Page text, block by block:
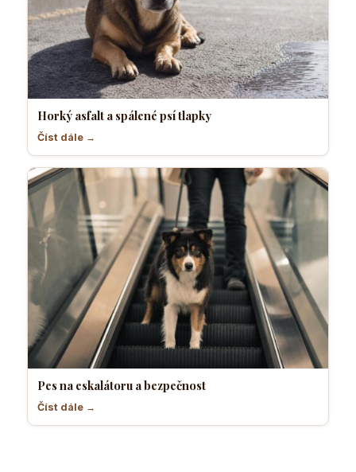
Horký asfalt a spálené psí tlapky
Číst dále →
Pes na eskalátoru a bezpečnost
Číst dále →